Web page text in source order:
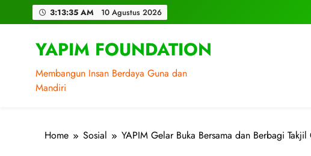
to
3:13:37 AM 10 Agustus 2026
YAPIM FOUNDATION
Membangun Insan Berdaya Guna dan
Mandiri
Home Sosial YAPIM Gelar Buka Bersama dan Berbagi Takjil